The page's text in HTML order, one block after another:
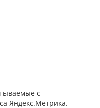
с
Яндекс.Метрика.